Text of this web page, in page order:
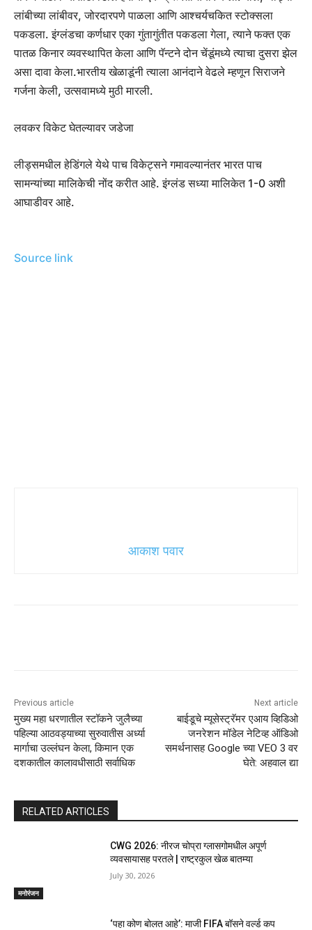
लांबीच्या लांबीवर, जोरदारपणे पाळला आणि आश्चर्यचकित स्टोक्सला
पकडला.इंग्लंडचा कर्णधार एका गुंतागुंतीत पकडला गेला, त्याने फक्त एक
पातळ किनार व्यवस्थापित केला आणि पॅन्टने दोन चेंडूंमध्ये त्याचा दुसरा झेल
असा दावा केला.भारतीय खेळाडूंनी त्याला आनंदाने वेढले म्हणून सिराजने
गर्जना केली, उत्सवामध्ये मुठी मारली.
लवकर विकेट घेतल्यावर जडेजा
लीड्समधील हेडिंगले येथे पाच विकेट्सने गमावल्यानंतर भारत पाच
सामन्यांच्या मालिकेची नोंद करीत आहे.इंग्लंड सध्या मालिकेत 1-0 अशी
आघाडीवर आहे.
Source link
आकाश पवार
Previous article
मुख्य महा धरणातील स्टॉकने जुलैच्या
पहिल्या आठवड्याच्या सुरुवातीस अर्ध्या
मार्गाचा उल्लंघन केला, किमान एक
दशकातील कालावधीसाठी सर्वाधिक
Next article
बाईडूचे म्यूसेस्ट्रॅमर एआय व्हिडिओ
जनरेशन मॉडेल नेटिव्ह ऑडिओ
समर्थनासह Google च्या VEO 3 वर
घेते: अहवाल द्या
RELATED ARTICLES
मनोरंजन
CWG 2026: नीरज चोप्रा ग्लासगोमधील अपूर्ण
व्यवसायासह परतले | राष्ट्रकुल खेळ बातम्या
July 30, 2026
‘पहा कोण बोलत आहे’: माजी FIFA बॉसने वर्ल्ड कप